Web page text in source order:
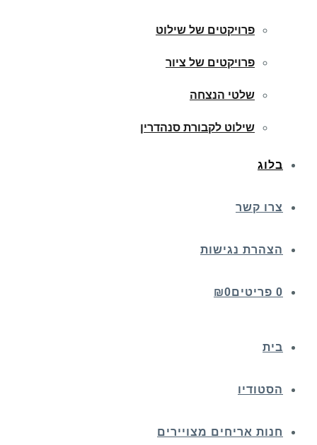
פרויקטים של שילוט
פרויקטים של ציור
שלטי הנצחה
שילוט לקבורת סנהדרין
בלוג
צרו קשר
הצהרת נגישות
0 פריטים ₪0
בית
הסטודיו
חנות אריחים מצויירים